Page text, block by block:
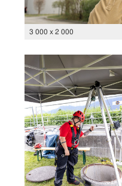
3 000 x 2 000